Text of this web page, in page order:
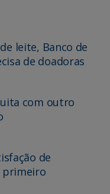
leite, Banco de
de doadoras
com outro
de
primeiro